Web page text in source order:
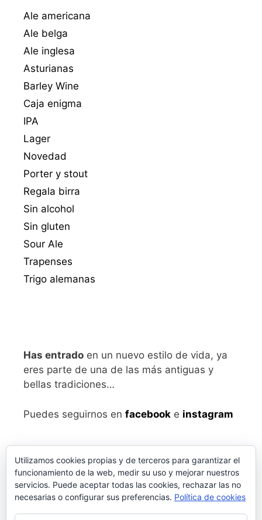
Ale americana
Ale belga
Ale inglesa
Asturianas
Barley Wine
Caja enigma
IPA
Lager
Novedad
Porter y stout
Regala birra
Sin alcohol
Sin gluten
Sour Ale
Trapenses
Trigo alemanas
Has entrado en un nuevo estilo de vida, ya
eres parte de una de las más antiguas y
bellas tradiciones…
Puedes seguirnos en facebook e instagram
Utilizamos cookies propias y de terceros para garantizar el
funcionamiento de la web, medir su uso y mejorar nuestros
servicios. Puede aceptar todas las cookies, rechazar las no
necesarias o configurar sus preferencias. Política de cookies